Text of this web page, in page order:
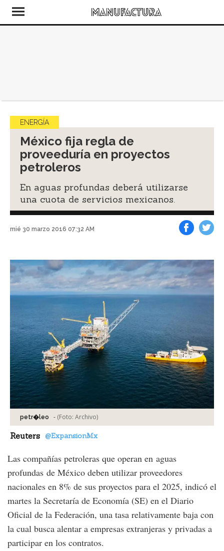
ENERGÍA
México fija regla de
proveeduría en proyectos
petroleros
En aguas profundas deberá utilizarse
una cuota de servicios mexicanos.
mié 30 marzo 2016 07:32 AM
petr�leo - (Foto: Archivo)
Reuters @ExpansionMx
Las compañías petroleras que operan en aguas
profundas de México deben utilizar proveedores
nacionales en 8% de sus proyectos para el 2025, indicó el
martes la Secretaría de Economía (SE) en el Diario
Oficial de la Federación, una tasa relativamente baja con
la cual busca alentar a empresas extranjeras y privadas a
participar en los contratos.